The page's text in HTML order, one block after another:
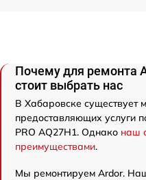
Почему для ремонта
стоит выбрать нас
В Хабаровске существует
предоставляющих услуги
PRO AQ27H1. Однако наш
преимуществами.
Мы ремонтируем Ardor.